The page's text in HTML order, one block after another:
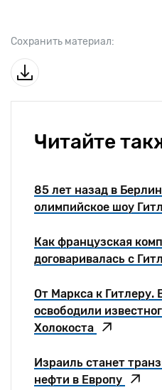
Сохранить материал:
Читайте
85 лет назад в
олимпийское шоу
Как французская
договаривалась с
От Маркса к Гитлеру.
освободили
Холокоста
Израиль станет
нефти в Европу